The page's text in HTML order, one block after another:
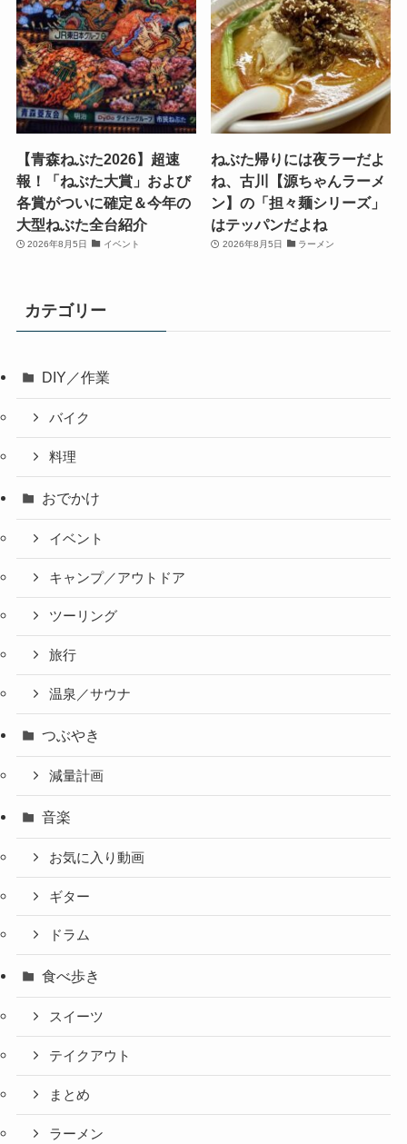
【青森ねぶた2026】超速
報！「ねぶた大賞」および
各賞がついに確定＆今年の
大型ねぶた全台紹介
2026年8月5日 イベント
ねぶた帰りには夜ラーだよ
ね、古川【源ちゃんラーメ
ン】の「担々麺シリーズ」
はテッパンだよね
2026年8月5日 ラーメン
カテゴリー
DIY／作業
バイク
料理
おでかけ
イベント
キャンプ／アウトドア
ツーリング
旅行
温泉／サウナ
つぶやき
減量計画
音楽
お気に入り動画
ギター
ドラム
食べ歩き
スイーツ
テイクアウト
まとめ
ラーメン